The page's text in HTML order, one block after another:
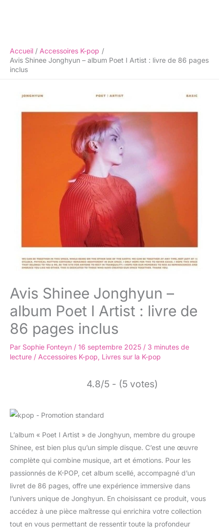
Accueil
Accessoires K-pop
Avis Shinee Jonghyun – album Poet I Artist : livre de 86 pages
inclus
Avis Shinee Jonghyun –
album Poet I Artist : livre de
86 pages inclus
Par Sophie Fonteyn / 16 septembre 2025 / 3 minutes de
lecture / Accessoires K-pop, Livres sur la K-pop
4.8/5 - (5 votes)
L’album « Poet I Artist » de Jonghyun, membre du groupe
Shinee, est bien plus qu’un simple disque. C’est une œuvre
complète qui combine musique, art et émotions. Pour les
passionnés de K-POP, cet album scellé, accompagné d’un
livret de 86 pages, offre une expérience immersive dans
l’univers unique de Jonghyun. En choisissant ce produit, vous
accédez à une pièce maîtresse qui enrichira votre collection
tout en vous permettant de ressentir toute la profondeur